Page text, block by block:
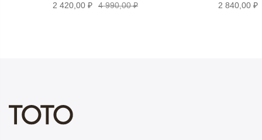
2 420,00 ₽
4 990,00 ₽
2 840,00 ₽